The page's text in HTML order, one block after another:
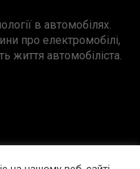
в автомобілях.
про електромобілі,
життя автомобіліста.